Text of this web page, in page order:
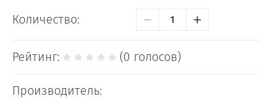
Количество: − +
Рейтинг: (0 голосов)
Производитель: